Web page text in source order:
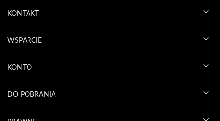
KONTAKT
WSPARCIE
KONTO
DO POBRANIA